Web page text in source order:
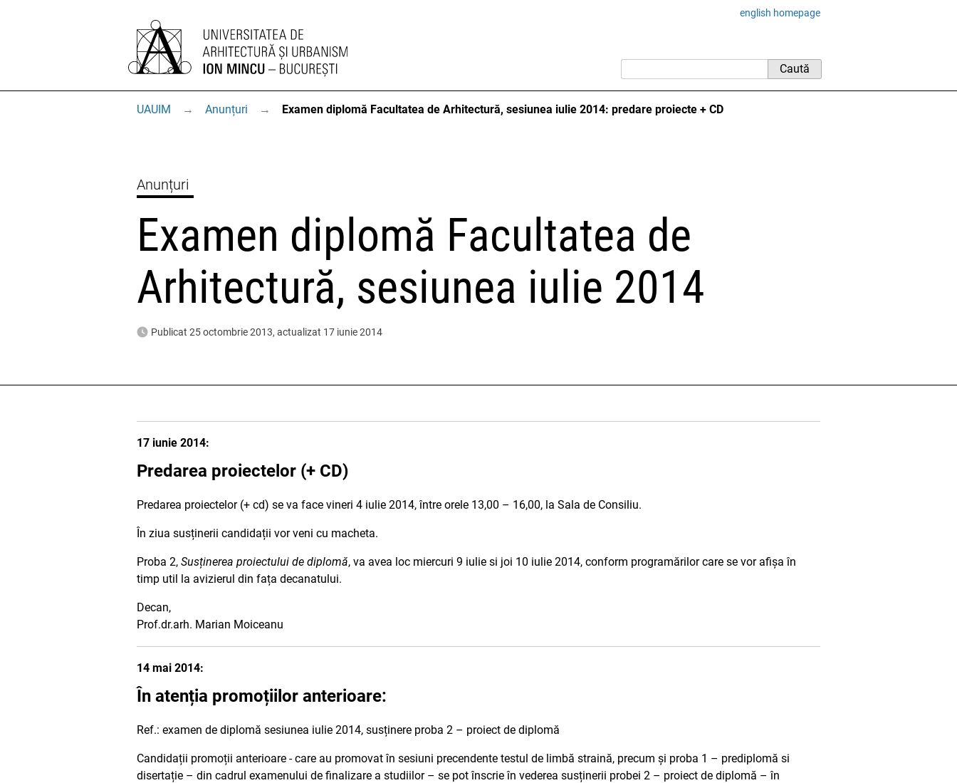
english homepage
UAUIM → Anunțuri → Examen diplomă Facultatea de Arhitectură, sesiunea iulie 2014: predare proiecte + CD
Anunțuri
Examen diplomă Facultatea de
Arhitectură, sesiunea iulie 2014
Publicat 25 octombrie 2013, actualizat 17 iunie 2014
17 iunie 2014:
Predarea proiectelor (+ CD)
Predarea proiectelor (+ cd) se va face vineri 4 iulie 2014, între orele 13,00 – 16,00, la Sala de Consiliu.
În ziua susținerii candidații vor veni cu macheta.
Proba 2, Susținerea proiectului de diplomă, va avea loc miercuri 9 iulie si joi 10 iulie 2014, conform programărilor care se vor afișa în
timp util la avizierul din fața decanatului.
Decan,
Prof.dr.arh. Marian Moiceanu
14 mai 2014:
În atenția promoțiilor anterioare:
Ref.: examen de diplomă sesiunea iulie 2014, susținere proba 2 – proiect de diplomă
Candidații promoții anterioare - care au promovat în sesiuni precendente testul de limbă straină, precum și proba 1 – prediplomă si
disertație – din cadrul examenului de finalizare a studiilor – se pot înscrie în vederea susținerii probei 2 – proiect de diplomă – în